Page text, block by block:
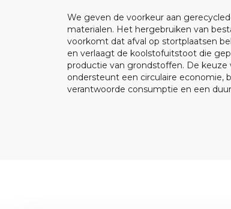
We geven de voorkeur aan
materialen. Het hergebruiken van
voorkomt dat afval op stortplaatsen
en verlaagt de koolstofuitstoot die
productie van grondstoffen. De
ondersteunt een circulaire economie,
verantwoorde consumptie en een